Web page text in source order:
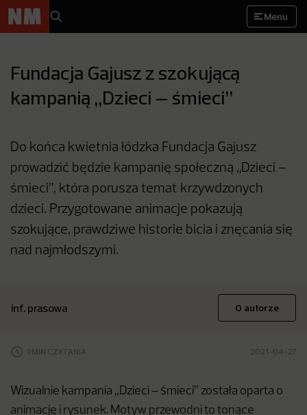
Menu
Fundacja Gajusz z szokującą
kampanią „Dzieci – śmieci”
Do końca kwietnia łódzka Fundacja Gajusz
prowadzić będzie kampanię społeczną „Dzieci –
śmieci”, która porusza temat krzywdzonych
dzieci. Przygotowane animacje pokazują
szokujące, prawdziwe historie bicia i znęcania się
nad najmłodszymi.
inf. prasowa O autorze
1 MIN CZYTANIA 2021-04-27
Wizualnie kampania „Dzieci – śmieci” została oparta o
animację i rysunek. Motyw przewodni to tonące